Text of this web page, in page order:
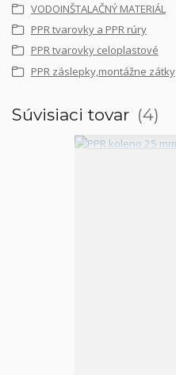
VODOINŠTALAČNÝ MATERIÁL
PPR tvarovky a PPR rúry
PPR tvarovky celoplastové
PPR záslepky,montážne zátky
Súvisiaci tovar 4